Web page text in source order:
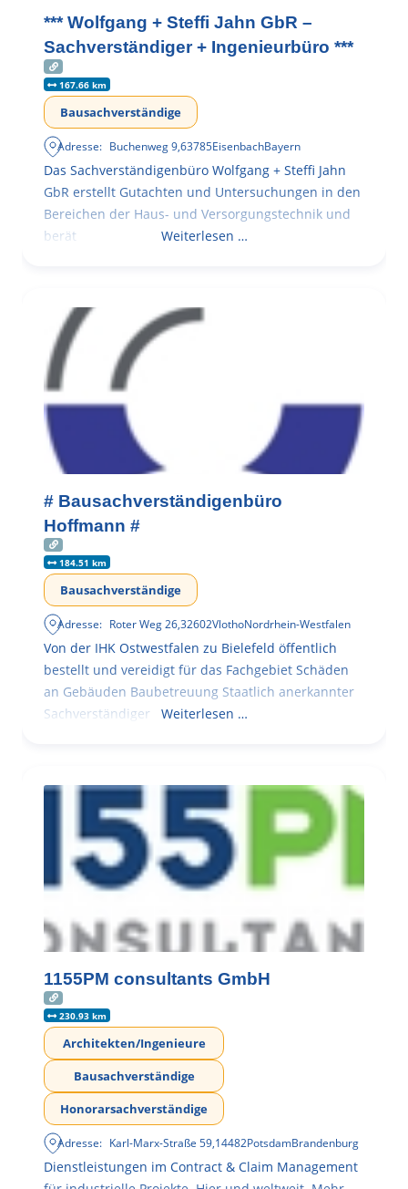
*** Wolfgang + Steffi Jahn GbR –
Sachverständiger + Ingenieurbüro ***
167.66 km
Bausachverständige
Adresse: Buchenweg 9,63785EisenbachBayern
Das Sachverständigenbüro Wolfgang + Steffi Jahn
GbR erstellt Gutachten und Untersuchungen in den
Bereichen der Haus- und Versorgungstechnik und
berät
Weiterlesen …
# Bausachverständigenbüro
Hoffmann #
184.51 km
Bausachverständige
Adresse: Roter Weg 26,32602VlothoNordrhein-Westfalen
Von der IHK Ostwestfalen zu Bielefeld öffentlich
bestellt und vereidigt für das Fachgebiet Schäden
an Gebäuden Baubetreuung Staatlich anerkannter
Sachverständiger
Weiterlesen …
1155PM consultants GmbH
230.93 km
Architekten/Ingenieure
Bausachverständige
Honorarsachverständige
Adresse: Karl-Marx-Straße 59,14482PotsdamBrandenburg
Dienstleistungen im Contract & Claim Management